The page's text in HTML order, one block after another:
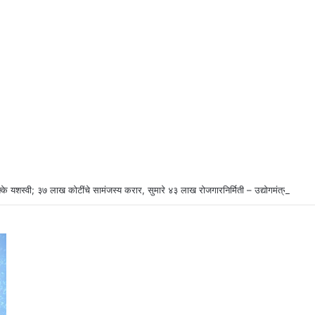
यशस्वी; ३७ लाख कोटींचे सामंजस्य करार, सुमारे ४३ लाख रोजगारनिर्मिती – उद्योगमंत्री डॉ.